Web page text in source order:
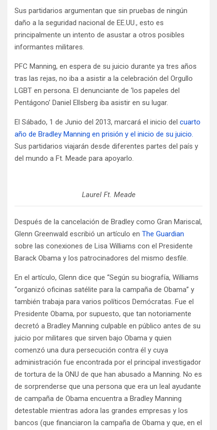
Sus partidarios argumentan que sin pruebas de ningún
daño a la seguridad nacional de EE.UU., esto es
principalmente un intento de asustar a otros posibles
informantes militares.
PFC Manning, en espera de su juicio durante ya tres años
tras las rejas, no iba a asistir a la celebración del Orgullo
LGBT en persona. El denunciante de ‘los papeles del
Pentágono’ Daniel Ellsberg iba asistir en su lugar.
El Sábado, 1 de Junio del 2013, marcará el inicio del cuarto
año de Bradley Manning en prisión y el inicio de su juicio.
Sus partidarios viajarán desde diferentes partes del país y
del mundo a Ft. Meade para apoyarlo.
Laurel Ft. Meade
Después de la cancelación de Bradley como Gran Mariscal,
Glenn Greenwald escribió un artículo en The Guardian
sobre las conexiones de Lisa Williams con el Presidente
Barack Obama y los patrocinadores del mismo desfile.
En el artículo, Glenn dice que “Según su biografía, Williams
“organizó oficinas satélite para la campaña de Obama” y
también trabaja para varios políticos Demócratas. Fue el
Presidente Obama, por supuesto, que tan notoriamente
decretó a Bradley Manning culpable en público antes de su
juicio por militares que sirven bajo Obama y quien
comenzó una dura persecución contra él y cuya
administración fue encontrada por el principal investigador
de tortura de la ONU de que han abusado a Manning. No es
de sorprenderse que una persona que era un leal ayudante
de campaña de Obama encuentra a Bradley Manning
detestable mientras adora las grandes empresas y los
bancos (que financiaron la campaña de Obama y que, en el